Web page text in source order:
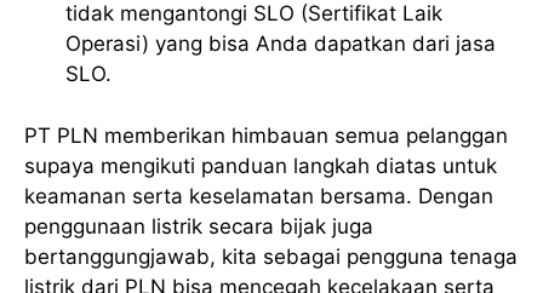
tidak mengantongi SLO (Sertifikat Laik
Operasi) yang bisa Anda dapatkan dari jasa
SLO.
PT PLN memberikan himbauan semua pelanggan
supaya mengikuti panduan langkah diatas untuk
keamanan serta keselamatan bersama. Dengan
penggunaan listrik secara bijak juga
bertanggungjawab, kita sebagai pengguna tenaga
listrik dari PLN bisa mencegah kecelakaan serta